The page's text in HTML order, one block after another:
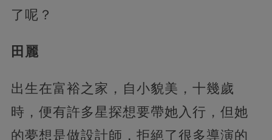
了呢？
田麗
出生在富裕之家，自小貌美，十幾歲
時，便有許多星探想要帶她入行，但她
的夢想是做設計師，拒絕了很多導演的